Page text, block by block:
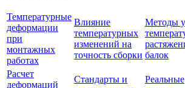
Температурные
деформации
при
монтажных
работах
Влияние
температурных
изменений на
точность сборки
Методы
балок
Расчет
деформаций
Стандарты и
Реальные